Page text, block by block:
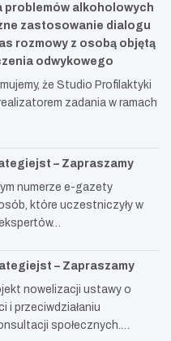
problemów alkoholowych
zastosowanie dialogu
rozmowy z osobą objętą
odwykowego
że Studio Profilaktyki
zadania w ramach
– Zapraszamy
numerze e-gazety
które uczestniczyły w
– Zapraszamy
nowelizacji ustawy o
i przeciwdziałaniu
społecznych.…